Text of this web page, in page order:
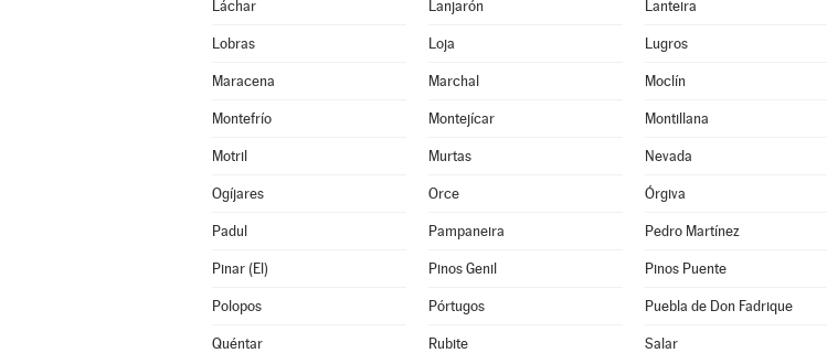
Láchar Lanjarón Lanteira
Lobras Loja Lugros
Maracena Marchal Moclín
Montefrío Montejícar Montillana
Motril Murtas Nevada
Ogíjares Orce Órgiva
Padul Pampaneira Pedro Martínez
Pinar (El) Pinos Genil Pinos Puente
Polopos Pórtugos Puebla de Don Fadrique
Quéntar Rubite Salar